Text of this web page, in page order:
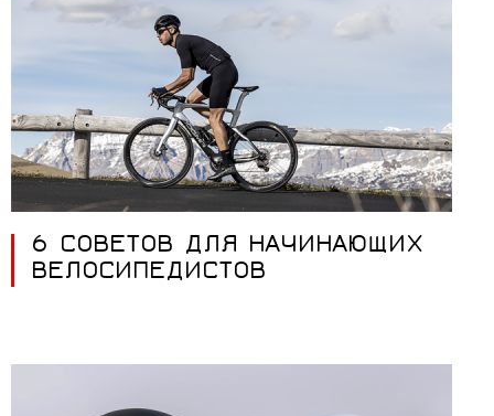
6 СОВЕТОВ ДЛЯ НАЧИНАЮЩИХ
ВЕЛОСИПЕДИСТОВ